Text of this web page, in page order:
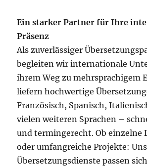
Ein starker Partner für Ihre
Präsenz
Als zuverlässiger
begleiten wir internationale
ihrem Weg zu mehrsprachigem
liefern hochwertige
Französisch, Spanisch,
vielen weiteren Sprachen –
und termingerecht. Ob einzelne
oder umfangreiche Projekte:
Übersetzungsdienste passen